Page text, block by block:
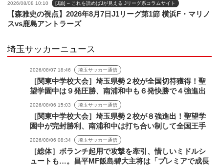
2026/08/08 10:10 [J論] – これを読めばJが見える Jリーグ系コラムサイト
【森雅史の視点】2026年8月7日J1リーグ第1節 横浜F・マリノ
スvs鹿島アントラーズ
埼玉サッカーニュース
2026/08/07 18:46 埼玉サッカー通信
［関東中学校大会］埼玉県勢２校が全国切符獲得！聖
望学園中は９発圧勝、南浦和中も６発快勝で４強進出
2026/08/06 15:03 埼玉サッカー通信
［関東中学校大会］埼玉県勢２校が８強進出！聖望学
園中が完封勝利、南浦和中は打ち合い制して全国王手
2026/08/06 08:34 埼玉サッカー通信
［総体］ボランチ起用で攻撃を牽引、惜しいミドルシ
ュートも…。昌平MF飯島碧大主将は「プレミアで成長